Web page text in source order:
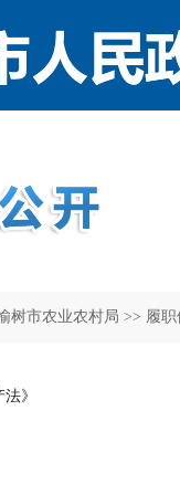
树市农业农村局 >> 履职
》